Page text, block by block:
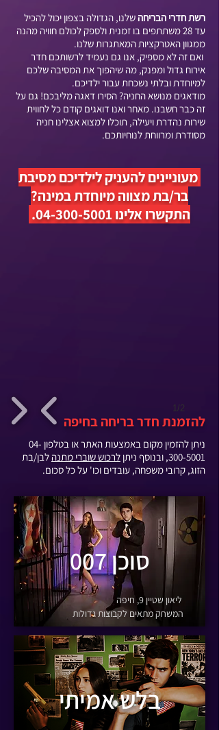
רשת חדרי הבריחה שלנו, הגדולה בצפון יכול להכיל
עד 28 משתתפים בו זמנית ולספק לכולם חוויה מהנה
ממגוון האטרקציות המאתגרות שלנו.
ואם זה לא מספיק, אנו גם נעמיד לרשותכם חדר
אירוח גדול ומפנק, מה שיהפוך את המסיבה שלכם
למיוחדת ובלתי נשכחת עבור ילדיכם.
מודאגים מנושא החניה? הסירו דאגה מליבכם! גם על
זה כבר חשבנו. מאחר ואנו דואגים קודם כל לחווית
שירות נהדרת ויעילה, תוכלו למצוא אצלינו חניה
מסודרת ומרווחת לנוחיותכם.
מעוניינים להעניק לילדיכם מסיבת
בר/בת מצווה מיוחדת במינה?
התקשרו אלינו04-300-5001
.
1/2
להזמנת חדר בריחה בחיפה
ניתן להזמין מקום באמצעות האתר או בטלפון 04-
300-5001, ובנוסף ניתן לרכוש שוברי מתנה לבן/בת
הזוג, קרובי משפחה, עובדים וכו' על כל סכום.
סוכן 007
המשחק מתאים לקבוצות גדולות
ליאון שטיין 9, חיפה
בלש אמיתי